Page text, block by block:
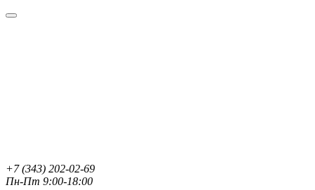
+7 (343) 202-02-69
Пн-Пт 9:00-18:00